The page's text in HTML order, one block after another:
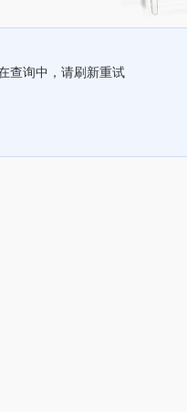
查询中，请刷新重试